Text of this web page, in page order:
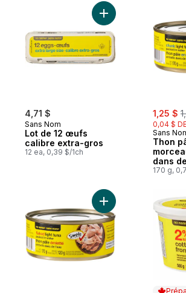
4,71 $
Sans Nom
Lot de 12 œufs
calibre extra-gros
12 ea, 0,39 $/1ch
Ajouter Lot de 12
sale:
1,25 $ ,
0,04 $
Sans
Thon
dans
170 g,
Ajouter Thon pâle